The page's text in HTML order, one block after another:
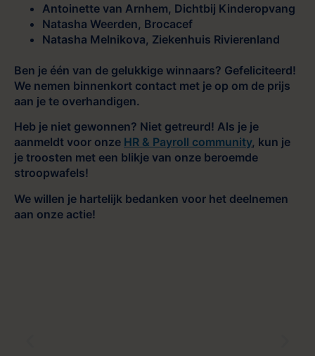
Antoinette van Arnhem, Dichtbij Kinderopvang
Natasha Weerden, Brocacef
Natasha Melnikova, Ziekenhuis Rivierenland
Ben je één van de gelukkige winnaars? Gefeliciteerd!
We nemen binnenkort contact met je op om de prijs
aan je te overhandigen.
Heb je niet gewonnen? Niet getreurd! Als je je
aanmeldt voor onze HR & Payroll community, kun je
je troosten met een blikje van onze beroemde
stroopwafels!
We willen je hartelijk bedanken voor het deelnemen
aan onze actie!